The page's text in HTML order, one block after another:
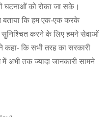
घटनाओं को रोका जा सके।
बताया कि हम एक-एक करके
सुनिश्चित करने के लिए हमने सेवाओं
कि सभी तरह का सरकारी
अभी तक ज्यादा जानकारी सामने